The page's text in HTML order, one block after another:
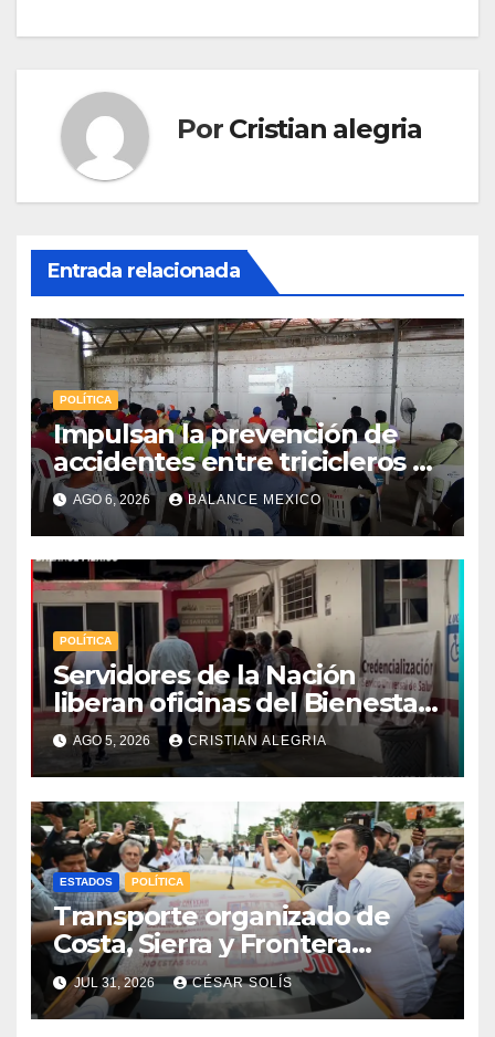
Por Cristian alegria
Entrada relacionada
POLÍTICA
Impulsan la prevención de
accidentes entre tricicleros y
mototriciclistas de Tapachula
AGO 6, 2026 BALANCE MEXICO
POLÍTICA
Servidores de la Nación
liberan oficinas del Bienestar
en Tapachula; Cielo
Nucamendi asume
delegación regional
AGO 5, 2026 CRISTIAN ALEGRIA
ESTADOS POLÍTICA
Transporte organizado de
Costa, Sierra y Frontera
asume compromiso estatal
de la estrategia de respeto a
la mujer
JUL 31, 2026 CÉSAR SOLÍS